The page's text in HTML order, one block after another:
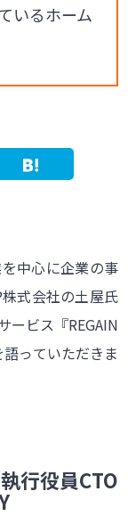
いるホーム
中心に企業の事
式会社の土屋氏
ービス『REGAIN
っていただきま
行役員CTO